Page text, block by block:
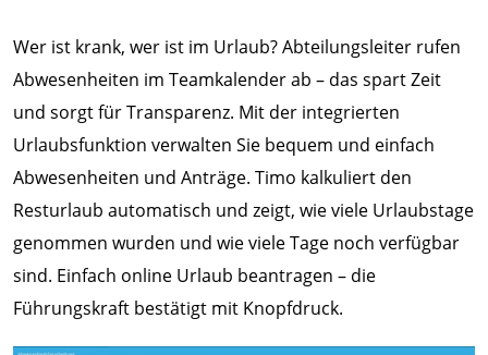
Wer ist krank, wer ist im Urlaub? Abteilungsleiter rufen
Abwesenheiten im Teamkalender ab – das spart Zeit
und sorgt für Transparenz. Mit der integrierten
Urlaubsfunktion verwalten Sie bequem und einfach
Abwesenheiten und Anträge. Timo kalkuliert den
Resturlaub automatisch und zeigt, wie viele Urlaubstage
genommen wurden und wie viele Tage noch verfügbar
sind. Einfach online Urlaub beantragen – die
Führungskraft bestätigt mit Knopfdruck.